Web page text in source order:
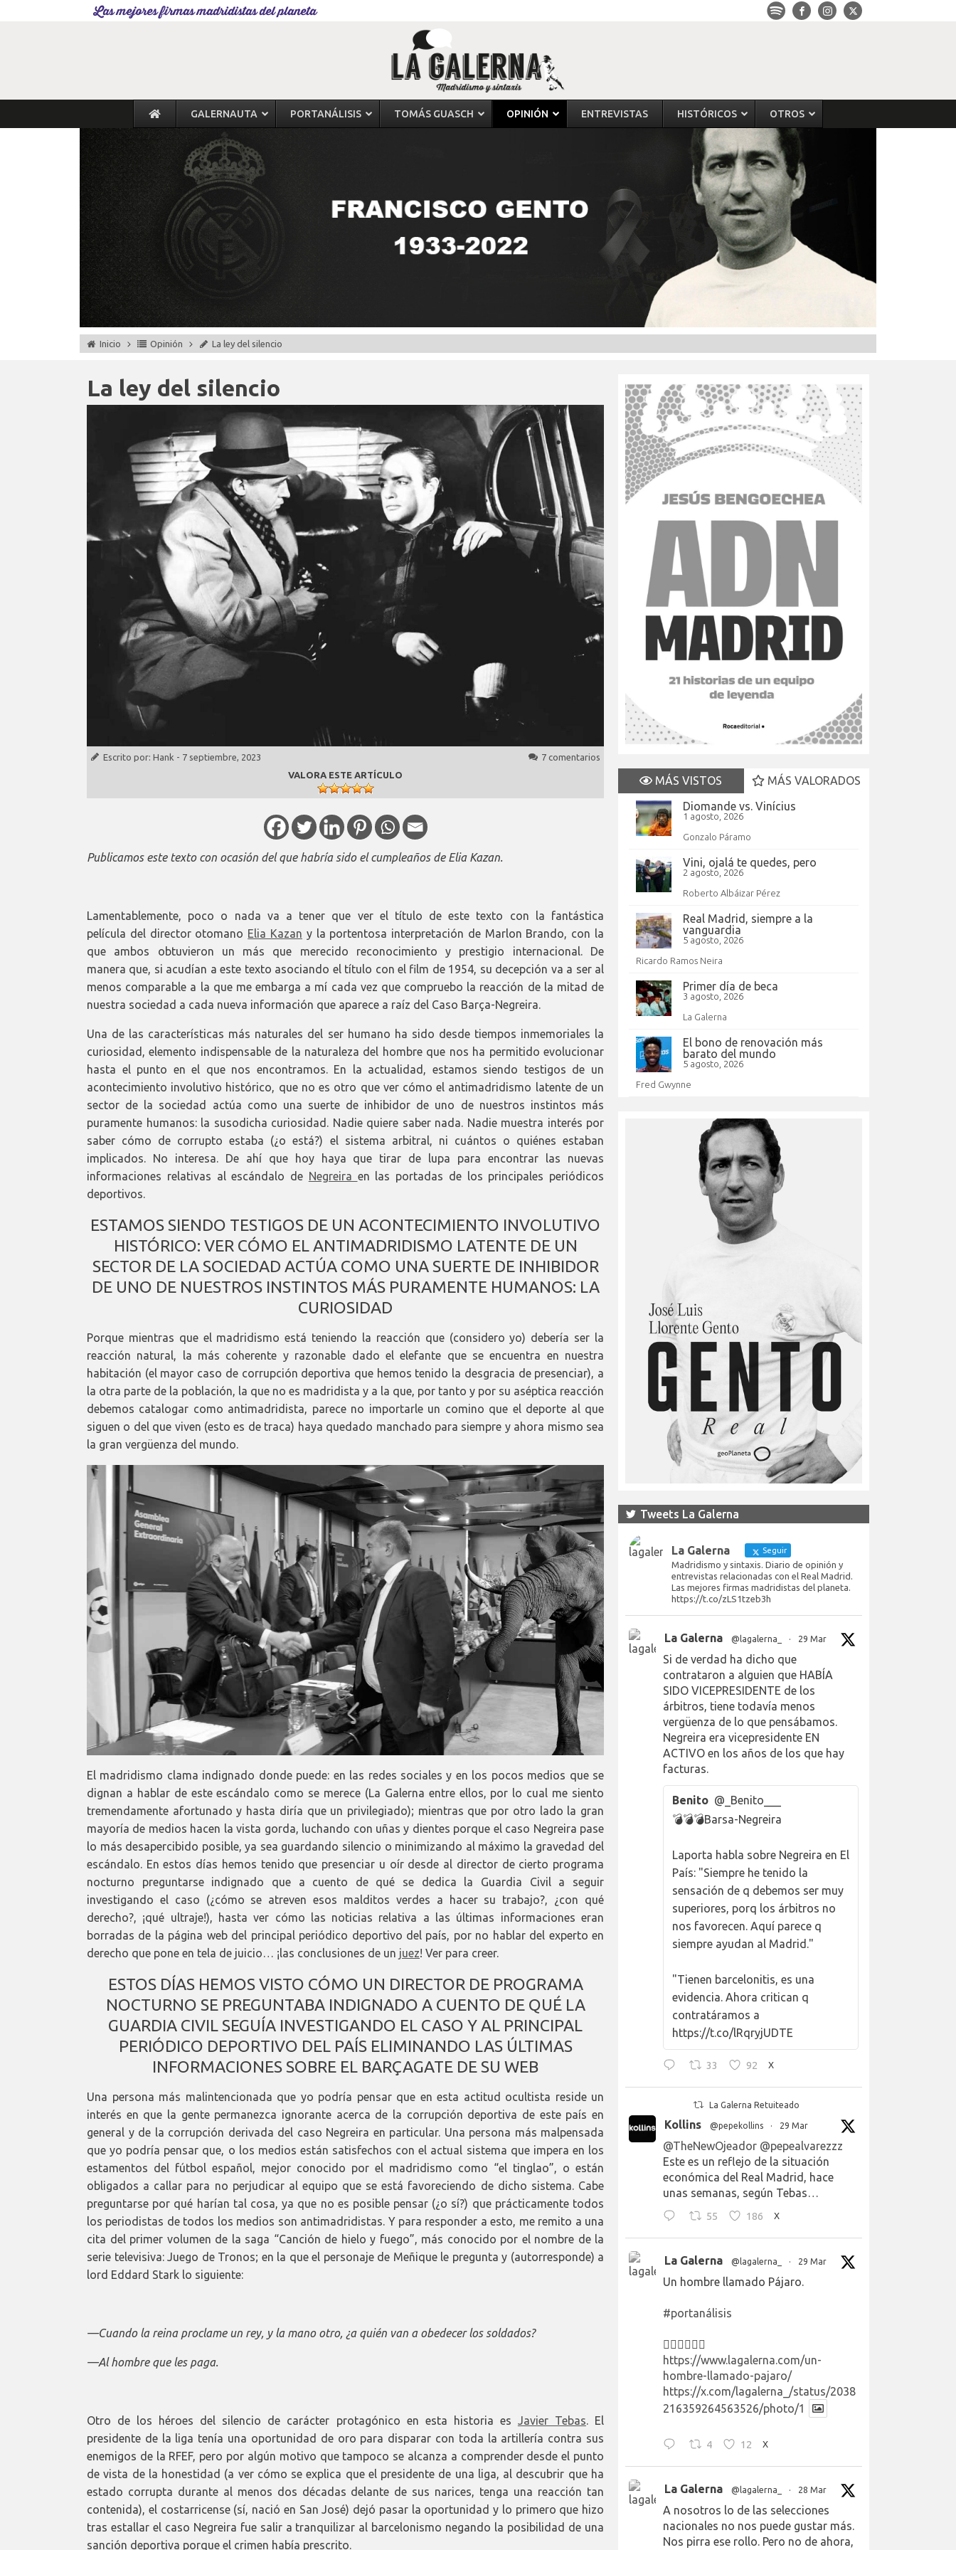
Las mejores firmas madridistas del planeta
GALERNAUTA PORTANÁLISIS TOMÁS GUASCH OPINIÓN ENTREVISTAS HISTÓRICOS OTROS
Inicio Opinión La ley del silencio
La ley del silencio
Escrito por: Hank - 7 septiembre, 2023
7 comentarios
VALORA ESTE ARTÍCULO
Publicamos este texto con ocasión del que habría sido el cumpleaños de Elia Kazan.
Lamentablemente, poco o nada va a tener que ver el título de este texto con la fantástica
película del director otomano Elia Kazan y la portentosa interpretación de Marlon Brando, con la
que ambos obtuvieron un más que merecido reconocimiento y prestigio internacional. De
manera que, si acudían a este texto asociando el título con el film de 1954, su decepción va a ser al
menos comparable a la que me embarga a mí cada vez que compruebo la reacción de la mitad de
nuestra sociedad a cada nueva información que aparece a raíz del Caso Barça-Negreira.
Una de las características más naturales del ser humano ha sido desde tiempos inmemoriales la
curiosidad, elemento indispensable de la naturaleza del hombre que nos ha permitido evolucionar
hasta el punto en el que nos encontramos. En la actualidad, estamos siendo testigos de un
acontecimiento involutivo histórico, que no es otro que ver cómo el antimadridismo latente de un
sector de la sociedad actúa como una suerte de inhibidor de uno de nuestros instintos más
puramente humanos: la susodicha curiosidad. Nadie quiere saber nada. Nadie muestra interés por
saber cómo de corrupto estaba (¿o está?) el sistema arbitral, ni cuántos o quiénes estaban
implicados. No interesa. De ahí que hoy haya que tirar de lupa para encontrar las nuevas
informaciones relativas al escándalo de Negreira en las portadas de los principales periódicos
deportivos.
ESTAMOS SIENDO TESTIGOS DE UN ACONTECIMIENTO INVOLUTIVO
HISTÓRICO: VER CÓMO EL ANTIMADRIDISMO LATENTE DE UN
SECTOR DE LA SOCIEDAD ACTÚA COMO UNA SUERTE DE INHIBIDOR
DE UNO DE NUESTROS INSTINTOS MÁS PURAMENTE HUMANOS: LA
CURIOSIDAD
Porque mientras que el madridismo está teniendo la reacción que (considero yo) debería ser la
reacción natural, la más coherente y razonable dado el elefante que se encuentra en nuestra
habitación (el mayor caso de corrupción deportiva que hemos tenido la desgracia de presenciar), a
la otra parte de la población, la que no es madridista y a la que, por tanto y por su aséptica reacción
debemos catalogar como antimadridista, parece no importarle un comino que el deporte al que
siguen o del que viven (esto es de traca) haya quedado manchado para siempre y ahora mismo sea
la gran vergüenza del mundo.
El madridismo clama indignado donde puede: en las redes sociales y en los pocos medios que se
dignan a hablar de este escándalo como se merece (La Galerna entre ellos, por lo cual me siento
tremendamente afortunado y hasta diría que un privilegiado); mientras que por otro lado la gran
mayoría de medios hacen la vista gorda, luchando con uñas y dientes porque el caso Negreira pase
lo más desapercibido posible, ya sea guardando silencio o minimizando al máximo la gravedad del
escándalo. En estos días hemos tenido que presenciar u oír desde al director de cierto programa
nocturno preguntarse indignado que a cuento de qué se dedica la Guardia Civil a seguir
investigando el caso (¿cómo se atreven esos malditos verdes a hacer su trabajo?, ¿con qué
derecho?, ¡qué ultraje!), hasta ver cómo las noticias relativa a las últimas informaciones eran
borradas de la página web del principal periódico deportivo del país, por no hablar del experto en
derecho que pone en tela de juicio… ¡las conclusiones de un juez! Ver para creer.
ESTOS DÍAS HEMOS VISTO CÓMO UN DIRECTOR DE PROGRAMA
NOCTURNO SE PREGUNTABA INDIGNADO A CUENTO DE QUÉ LA
GUARDIA CIVIL SEGUÍA INVESTIGANDO EL CASO Y AL PRINCIPAL
PERIÓDICO DEPORTIVO DEL PAÍS ELIMINANDO LAS ÚLTIMAS
INFORMACIONES SOBRE EL BARÇAGATE DE SU WEB
Una persona más malintencionada que yo podría pensar que en esta actitud ocultista reside un
interés en que la gente permanezca ignorante acerca de la corrupción deportiva de este país en
general y de la corrupción derivada del caso Negreira en particular. Una persona más malpensada
que yo podría pensar que, o los medios están satisfechos con el actual sistema que impera en los
estamentos del fútbol español, mejor conocido por el madridismo como “el tinglao”, o están
obligados a callar para no perjudicar al equipo que se está favoreciendo de dicho sistema. Cabe
preguntarse por qué harían tal cosa, ya que no es posible pensar (¿o sí?) que prácticamente todos
los periodistas de todos los medios son antimadridistas. Y para responder a esto, me remito a una
cita del primer volumen de la saga “Canción de hielo y fuego”, más conocido por el nombre de la
serie televisiva: Juego de Tronos; en la que el personaje de Meñique le pregunta y (autorresponde) a
lord Eddard Stark lo siguiente:
—Cuando la reina proclame un rey, y la mano otro, ¿a quién van a obedecer los soldados?
—Al hombre que les paga.
Otro de los héroes del silencio de carácter protagónico en esta historia es Javier Tebas. El
presidente de la liga tenía una oportunidad de oro para disparar con toda la artillería contra sus
enemigos de la RFEF, pero por algún motivo que tampoco se alcanza a comprender desde el punto
de vista de la honestidad (a ver cómo se explica que el presidente de una liga, al descubrir que ha
estado corrupta durante al menos dos décadas delante de sus narices, tenga una reacción tan
contenida), el costarricense (sí, nació en San José) dejó pasar la oportunidad y lo primero que hizo
tras estallar el caso Negreira fue salir a tranquilizar al barcelonismo negando la posibilidad de una
sanción deportiva porque el crimen había prescrito.
MÁS VISTOS
MÁS VALORADOS
Diomande vs. Vinícius
1 agosto, 2026
Gonzalo Páramo
Vini, ojalá te quedes, pero
2 agosto, 2026
Roberto Albáizar Pérez
Real Madrid, siempre a la
vanguardia
5 agosto, 2026
Ricardo Ramos Neira
Primer día de beca
3 agosto, 2026
La Galerna
El bono de renovación más
barato del mundo
5 agosto, 2026
Fred Gwynne
Tweets La Galerna
La Galerna Seguir
Madridismo y sintaxis. Diario de opinión y
entrevistas relacionadas con el Real Madrid.
Las mejores firmas madridistas del planeta.
https://t.co/zLS1tzeb3h
La Galerna @lagalerna_ · 29 Mar
Si de verdad ha dicho que
contrataron a alguien que HABÍA
SIDO VICEPRESIDENTE de los
árbitros, tiene todavía menos
vergüenza de lo que pensábamos.
Negreira era vicepresidente EN
ACTIVO en los años de los que hay
facturas.
Benito @_Benito___
💣💣💣Barsa-Negreira
Laporta habla sobre Negreira en El
País: "Siempre he tenido la
sensación de q debemos ser muy
superiores, porq los árbitros no
nos favorecen. Aquí parece q
siempre ayudan al Madrid."
"Tienen barcelonitis, es una
evidencia. Ahora critican q
contratáramos a
https://t.co/lRqryjUDTE
33 92 X
La Galerna Retuiteado
Kollins @pepekollins · 29 Mar
@TheNewOjeador @pepealvarezzz
Este es un reflejo de la situación
económica del Real Madrid, hace
unas semanas, según Tebas…
55 186 X
La Galerna @lagalerna_ · 29 Mar
Un hombre llamado Pájaro.
#portanálisis
👉🏻👉🏻👉🏻
https://www.lagalerna.com/un-
hombre-llamado-pajaro/
https://x.com/lagalerna_/status/2038
216359264563526/photo/1
4 12 X
La Galerna @lagalerna_ · 28 Mar
A nosotros lo de las selecciones
nacionales no nos puede gustar más.
Nos pirra ese rollo. Pero no de ahora,